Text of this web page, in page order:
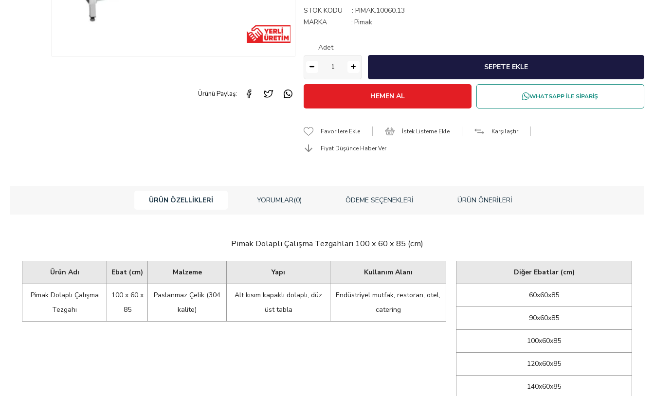
Ürünü Paylaş:
STOK KODU
PIMAK.10060.13
MARKA
: Pimak
Adet
WHATSAPP İLE SİPARİŞ
Favorilere Ekle İstek Listeme Ekle Karşılaştır
Fiyat Düşünce Haber Ver
ÜRÜN ÖZELLIKLERI YORUMLAR(0) ÖDEME SEÇENEKLERI ÜRÜN ÖNERILERI
Pimak Dolaplı Çalışma Tezgahları 100 x 60 x 85 (cm)
Ürün Adı Ebat (cm) Malzeme Yapı Kullanım Alanı
Pimak Dolaplı Çalışma
Tezgahı
100 x 60 x
85
Paslanmaz Çelik (304
kalite)
Alt kısım kapaklı dolaplı, düz
üst tabla
Endüstriyel mutfak, restoran, otel,
catering
Diğer Ebatlar (cm)
60x60x85
90x60x85
100x60x85
120x60x85
140x60x85